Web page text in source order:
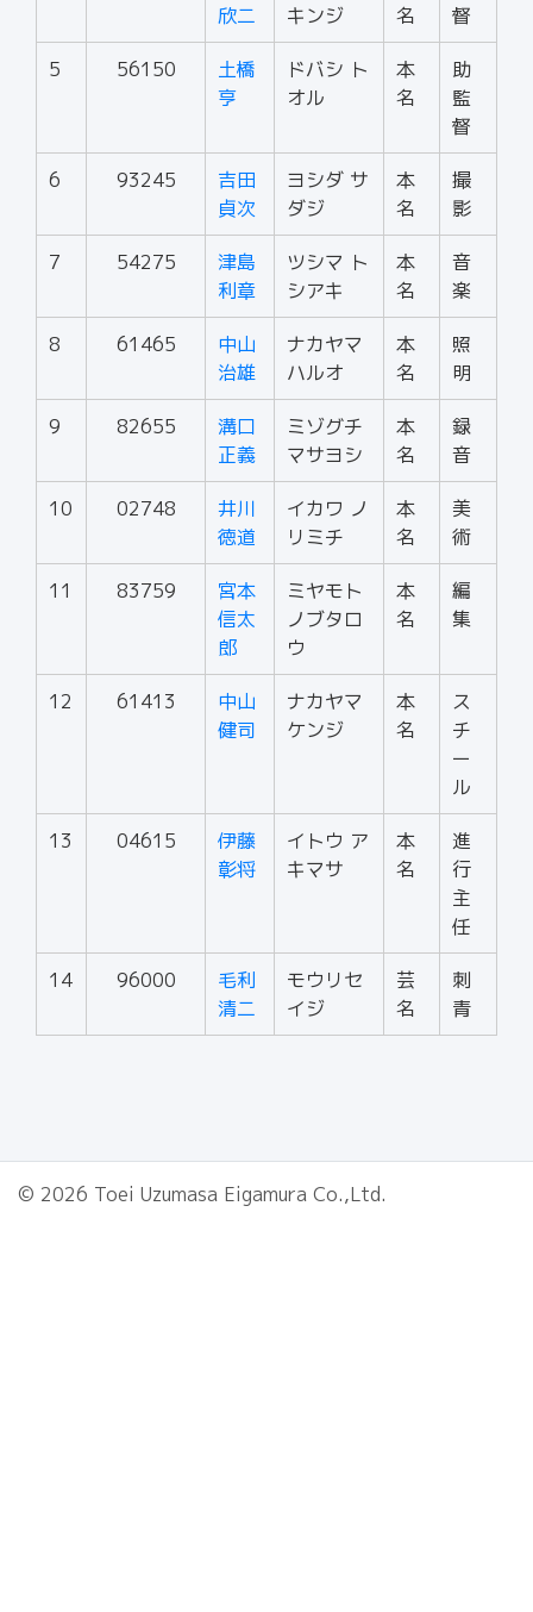
欣二
キンジ
名
督
5 56150
土橋
亨
ドバシ ト
オル
本
名
助
監
督
6 93245
吉田
貞次
ヨシダ サ
ダジ
本
名
撮
影
7 54275
津島
利章
ツシマ ト
シアキ
本
名
音
楽
8 61465
中山
治雄
ナカヤマ
ハルオ
本
名
照
明
9 82655
溝口
正義
ミゾグチ
マサヨシ
本
名
録
音
10 02748
井川
徳道
イカワ ノ
リミチ
本
名
美
術
11 83759
宮本
信太
郎
ミヤモト
ノブタロ
ウ
本
名
編
集
12 61413
中山
健司
ナカヤマ
ケンジ
本
名
ス
チ
ー
ル
13 04615
伊藤
彰将
イトウ ア
キマサ
本
名
進
行
主
任
14 96000
毛利
清二
モウリセ
イジ
芸
名
刺
青
© 2026 Toei Uzumasa Eigamura Co.,Ltd.